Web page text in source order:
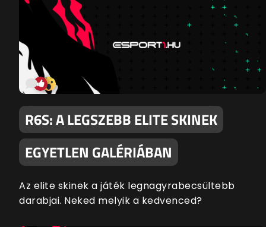
R6S: A LEGSZEBB ELITE SKINEK
EGYETLEN GALÉRIÁBAN
Az elite skinek a játék legnagyrabecsültebb
darabjai. Neked melyik a kedvenced?